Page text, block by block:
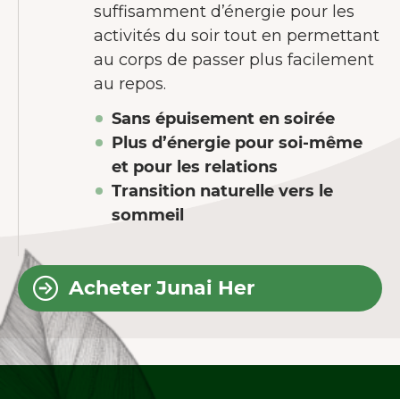
suffisamment d’énergie pour les
activités du soir tout en permettant
au corps de passer plus facilement
au repos.
Sans épuisement en soirée
Plus d’énergie pour soi-même
et pour les relations
Transition naturelle vers le
sommeil
Acheter Junai Her